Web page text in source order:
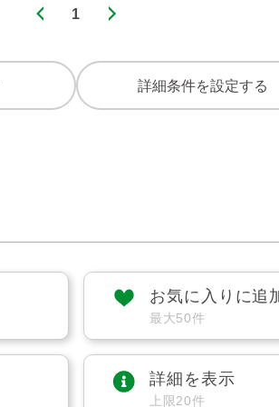
1
詳細条件を設定する
お気に入りに追
最大50件
詳細を表示
上限20件